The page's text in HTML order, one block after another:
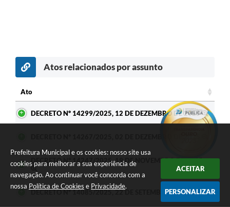
Prefeitura Municipal e os cookies: nosso site usa
cookies para melhorar a sua experiência de
navegação. Ao continuar você concorda com a
nossa Política de Cookies e Privacidade.
ACEITAR
PERSONALIZAR
Atos relacionados por assunto
Ato
DECRETO Nº 14299/2025, 12 DE DEZEMBRO DE 2025
DECRETO Nº 14247/2025, 19 DE NOVEMBRO DE 2025
DECRETO Nº 14085/2025, 22 DE SETEMBRO DE 2025